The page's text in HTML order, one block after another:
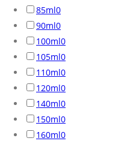
85ml0
90ml0
100ml0
105ml0
110ml0
120ml0
140ml0
150ml0
160ml0